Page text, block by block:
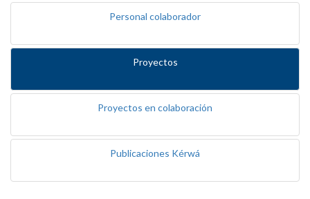
Personal colaborador
Proyectos
Proyectos en colaboración
Publicaciones Kérwá